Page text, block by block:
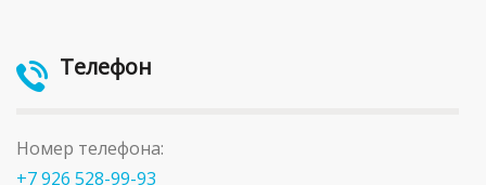
Телефон
Номер телефона:
+7 926 528-99-93